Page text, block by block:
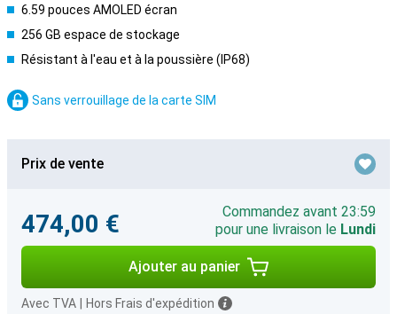
6.59 pouces AMOLED écran
256 GB espace de stockage
Résistant à l'eau et à la poussière (IP68)
Sans verrouillage de la carte SIM
Prix de vente
474,00 €
Commandez avant 23:59
pour une livraison le Lundi
Ajouter au panier
Avec TVA Hors Frais d'expédition